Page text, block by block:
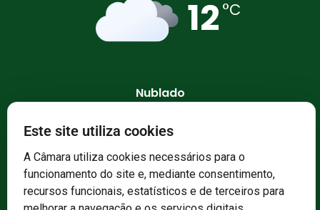
12 °C
Nublado
62 % 1028 mb
Este site utiliza cookies
A Câmara utiliza cookies necessários para o
funcionamento do site e, mediante consentimento,
recursos funcionais, estatísticos e de terceiros para